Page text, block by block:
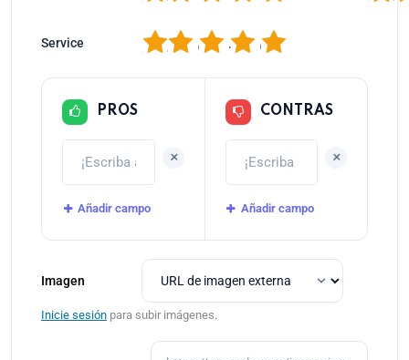
Service 5
4
3
2
PROS
+
Añadir campo
CONTRAS
+
Añadir campo
Imagen
Inicie sesión para subir imágenes.